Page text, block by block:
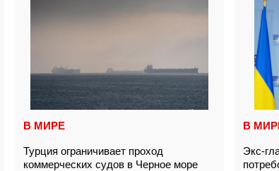
В МИРЕ
Турция ограничивает проход
коммерческих судов в Черное море
В
Экс-